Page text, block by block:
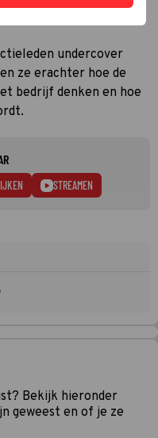
undercover
ze erachter hoe de
bedrijf denken en hoe
STREAMEN
Bekijk hieronder
geweest en of je ze